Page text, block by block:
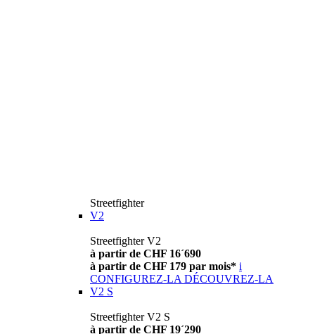
Streetfighter
V2
Streetfighter V2
à partir de CHF 16´690
à partir de CHF 179 par mois* i
CONFIGUREZ-LA DÉCOUVREZ-LA
V2 S
Streetfighter V2 S
à partir de CHF 19´290